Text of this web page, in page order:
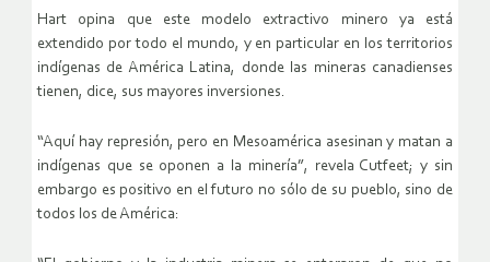
Hart opina que este modelo extractivo minero ya está
extendido por todo el mundo, y en particular en los territorios
indígenas de América Latina, donde las mineras canadienses
tienen, dice, sus mayores inversiones.
“Aquí hay represión, pero en Mesoamérica asesinan y matan a
indígenas que se oponen a la minería”, revela Cutfeet; y sin
embargo es positivo en el futuro no sólo de su pueblo, sino de
todos los de América: